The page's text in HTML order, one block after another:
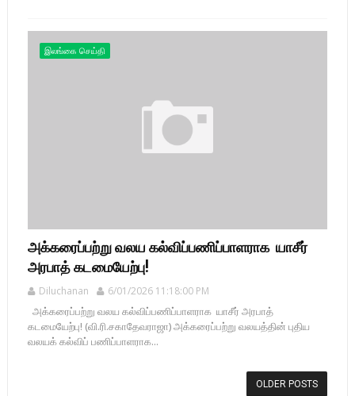
இலங்கை செய்தி
அக்கரைப்பற்று வலய கல்விப்பணிப்பாளராக யாசீர்
அரபாத் கடமையேற்பு!
Diluchanan 6/01/2026 11:18:00 PM
அக்கரைப்பற்று வலய கல்விப்பணிப்பாளராக யாசீர் அரபாத்
கடமையேற்பு! (வி.ரி.சகாதேவராஜா) அக்கரைப்பற்று வலயத்தின் புதிய
வலயக் கல்விப் பணிப்பாளராக...
OLDER POSTS